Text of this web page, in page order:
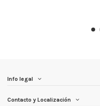
Info legal
Contacto y Localización